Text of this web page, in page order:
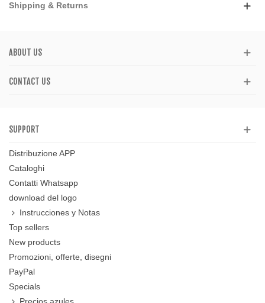
Shipping & Returns
ABOUT US
CONTACT US
SUPPORT
Distribuzione APP
Cataloghi
Contatti Whatsapp
download del logo
Instrucciones y Notas
Top sellers
New products
Promozioni, offerte, disegni
PayPal
Specials